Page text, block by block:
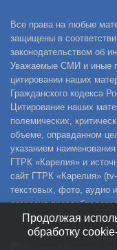
Все права на любые
защищены в
законодательством об
Уважаемые СМИ и иные
цитировании наших
Гражданского кодекса
Цитирование наших
полемических,
объеме, оправданном
указанием
ГТРК «Карелия» и
сайт ГТРК «Карелия»
текстовых, фото, аудио
согласия
Продолжая
обработку